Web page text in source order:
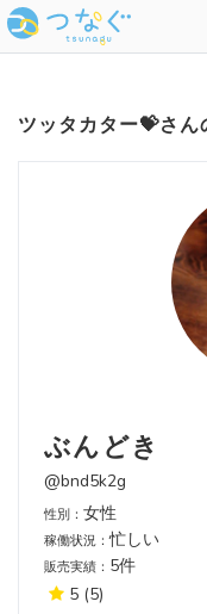
ツッタカター💝さん
ぶんどき
@bnd5k2g
性別： 女性
稼働状況：忙しい
販売実績： 5件
5 (5)